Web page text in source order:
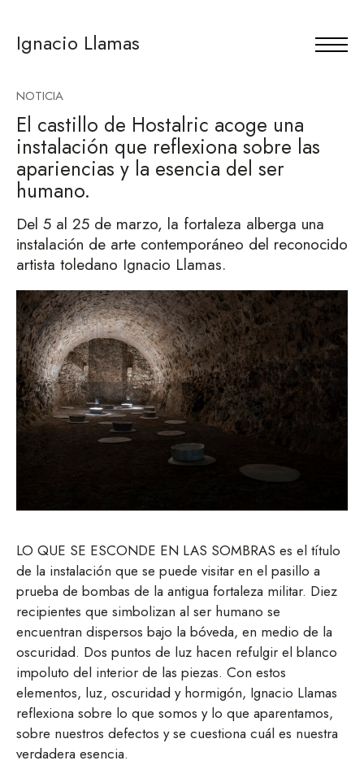
Ignacio Llamas
NOTICIA
El castillo de Hostalric acoge una
instalación que reflexiona sobre las
apariencias y la esencia del ser
humano.
Del 5 al 25 de marzo, la fortaleza alberga una
instalación de arte contemporáneo del reconocido
artista toledano Ignacio Llamas.
LO QUE SE ESCONDE EN LAS SOMBRAS es el título
de la instalación que se puede visitar en el pasillo a
prueba de bombas de la antigua fortaleza militar. Diez
recipientes que simbolizan al ser humano se
encuentran dispersos bajo la bóveda, en medio de la
oscuridad. Dos puntos de luz hacen refulgir el blanco
impoluto del interior de las piezas. Con estos
elementos, luz, oscuridad y hormigón, Ignacio Llamas
reflexiona sobre lo que somos y lo que aparentamos,
sobre nuestros defectos y se cuestiona cuál es nuestra
verdadera esencia.